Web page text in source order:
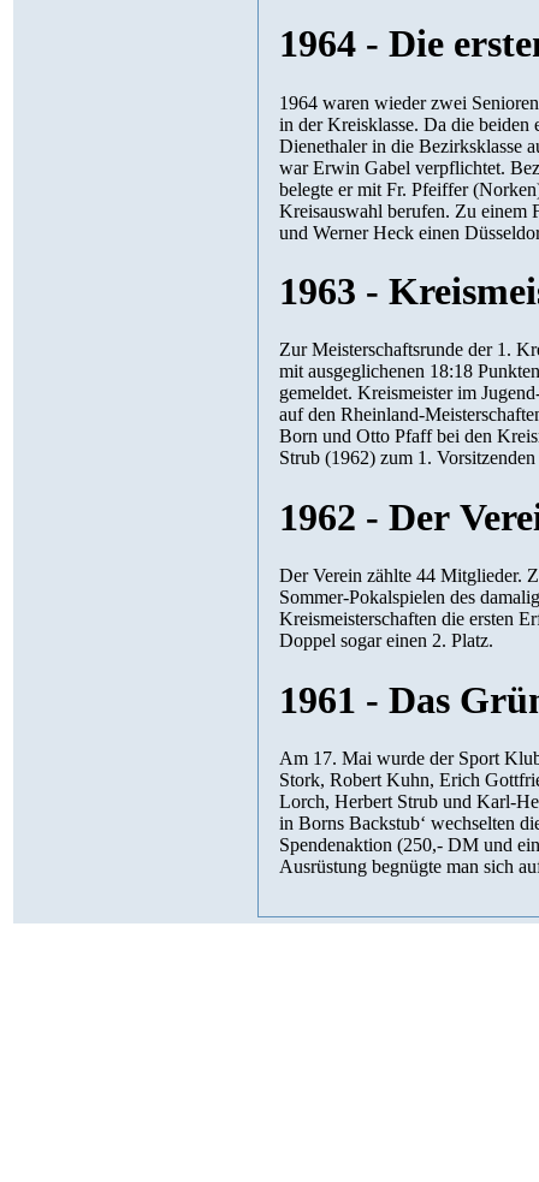
1964 - Die
1964 waren wieder zwei Senioren- und eine
in der Kreisklasse. Da die beiden ersten Mannschaften dieser Klasse nicht aufsteigen wollten, stiegen die
Dienethaler in die Bezirksklasse auf. Die
war Erwin Gabel verpflichtet. Bezirksjugendmeister wurde Werner Heck. Bei den Rheinlandmeisterschaften
belegte er mit Fr. Pfeiffer (Norken) den 2.
Kreisauswahl berufen. Zu einem Freundschaftsspiel besuchten die Jugendspieler Erwin Kuhn, Werner Pfaff
und Werner Heck einen
1963 -
Zur Meisterschaftsrunde der 1. Kreisklasse traten zwei Senioren-Mannschaften an.
mit ausgeglichenen 18:18 Punkten einen beachtlichen 6. Platz. Eine Jugendmannschaft wurde ebenfalls
gemeldet. Kreismeister im Jugend-Einzel wurde Werner Heck. Zusammen mit Klaus
auf den Rheinland-Meisterschaften im Jugend-Doppel den 2. Platz. Die Plätze drei und vier belegten Karl Hans
Born und Otto Pfaff bei den Kreisranglistenspielen. Günter Stork wurde nach Helmut Stork (1961) und Herbert
Strub (1962) zum 1.
1962 - Der
Der Verein zählte 44 Mitglieder.
Sommer-Pokalspielen des
Kreismeisterschaften die ersten
Doppel sogar einen 2. Platz.
1961 - Das
Am 17. Mai wurde der Sport
Stork, Robert Kuhn, Erich
Lorch, Herbert Strub und Karl-
in Borns Backstub‘ wechselten
Spendenaktion (250,- DM und
Ausrüstung begnügte man sich